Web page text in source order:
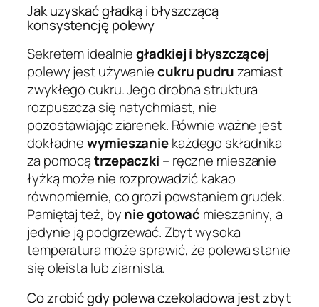
Jak uzyskać gładką i błyszczącą
konsystencję polewy
Sekretem idealniegładkiej i błyszczącej
polewy jest używaniecukru pudruzamiast
zwykłego cukru. Jego drobna struktura
rozpuszcza się natychmiast, nie
pozostawiając ziarenek. Równie ważne jest
dokładnewymieszaniekażdego składnika
za pomocątrzepaczki – ręczne mieszanie
łyżką może nie rozprowadzić kakao
równomiernie, co grozi powstaniem grudek.
Pamiętaj też, bynie gotować mieszaniny, a
jedynie ją podgrzewać. Zbyt wysoka
temperatura może sprawić, że polewa stanie
się oleista lub ziarnista.
Co zrobić gdy polewa czekoladowa jest zbyt